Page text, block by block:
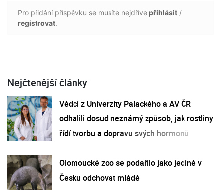
Pro přidání příspěvku se musíte nejdříve přihlásit /
registrovat.
Nejčtenější články
Vědci z Univerzity Palackého a AV ČR
odhalili dosud neznámý způsob, jak rostliny
řídí tvorbu a dopravu svých hormonů
Olomoucké zoo se podařilo jako jediné v
Česku odchovat mládě